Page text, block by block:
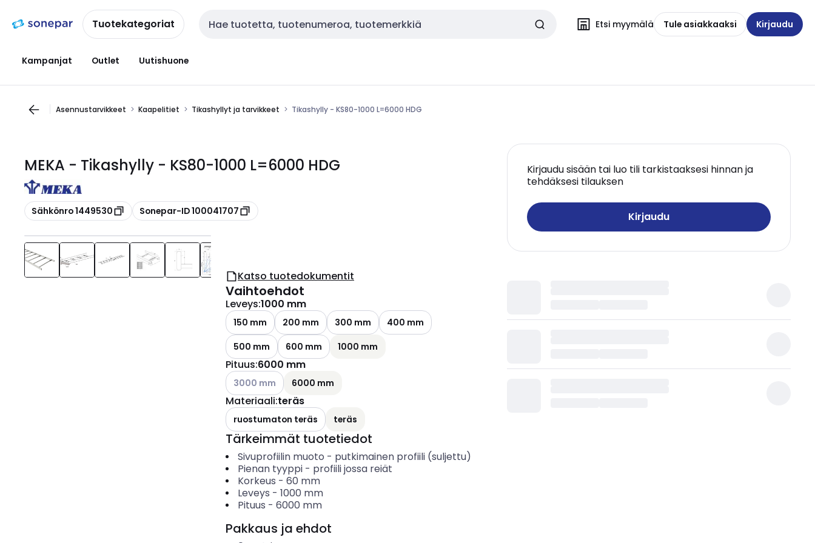
navigointiinsisältöönTuotekategoriat Haku Etsi myymälä Tule asiakkaaksi Kirjaudu
Kampanjat Outlet Uutishuone
Asennustarvikkeet Kaapelitiet Tikashyllyt ja tarvikkeet Tikashylly - KS80-1000 L=6000 HDG
MEKA - Tikashylly - KS80-1000 L=6000 HDG
Kopioi
Sähkönro 1449530 Kopioi
Sonepar-ID 100041707
Kirjaudu sisään tai luo tili tarkistaaksesi hinnan ja
tehdäksesi tilauksen
Kirjaudu
Katso tuotedokumentit
Vaihtoehdot
Leveys:1000 mm
150 mm 200 mm 300 mm
400 mm
500 mm
600 mm 1000 mm
Pituus:6000 mm
Katso käytettävissä olevat vaihtoehdot
3000 mm 6000 mm
Materiaali:teräs
ruostumaton teräs teräs
Tärkeimmät tuotetiedot
Sivuprofiilin muoto - putkimainen profiili (suljettu)
Pienan tyyppi- profiili jossa reiät
Korkeus - 60 mm
Leveys - 1000 mm
Pituus - 6000 mm
Pakkaus ja ehdot